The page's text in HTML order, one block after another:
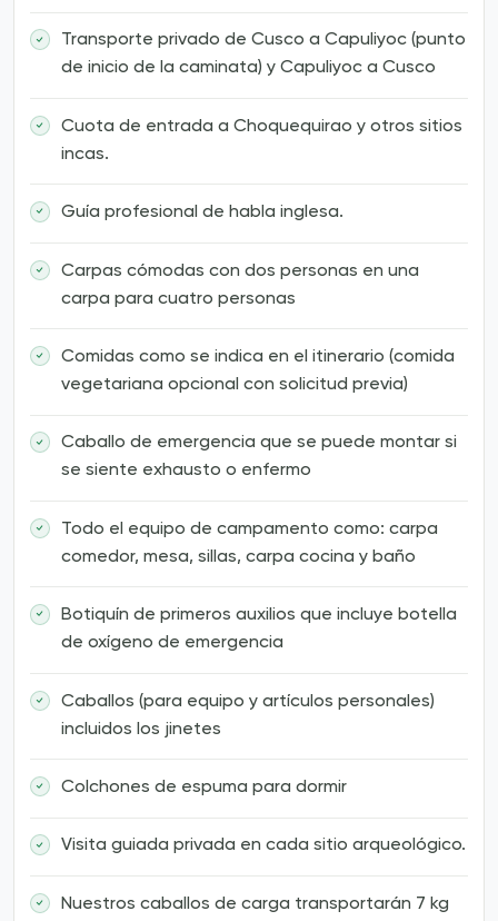
Transporte privado de Cusco a Capuliyoc (punto
de inicio de la caminata) y Capuliyoc a Cusco
Cuota de entrada a Choquequirao y otros sitios
incas.
Guía profesional de habla inglesa.
Carpas cómodas con dos personas en una
carpa para cuatro personas
Comidas como se indica en el itinerario (comida
vegetariana opcional con solicitud previa)
Caballo de emergencia que se puede montar si
se siente exhausto o enfermo
Todo el equipo de campamento como: carpa
comedor, mesa, sillas, carpa cocina y baño
Botiquín de primeros auxilios que incluye botella
de oxígeno de emergencia
Caballos (para equipo y artículos personales)
incluidos los jinetes
Colchones de espuma para dormir
Visita guiada privada en cada sitio arqueológico.
Nuestros caballos de carga transportarán 7 kg